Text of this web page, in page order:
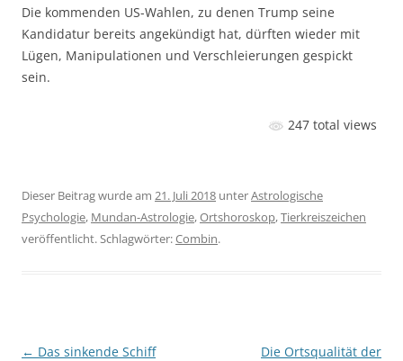
Die kommenden US-Wahlen, zu denen Trump seine
Kandidatur bereits angekündigt hat, dürften wieder mit
Lügen, Manipulationen und Verschleierungen gespickt
sein.
247 total views
Dieser Beitrag wurde am 21. Juli 2018 unterAstrologische
Psychologie, Mundan-Astrologie,Ortshoroskop,Tierkreiszeichen
veröffentlicht. Schlagwörter:Combin.
Beitragsnavigation
← Das sinkende Schiff
Die Ortsqualität der